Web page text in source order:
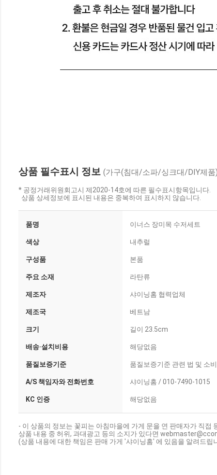
상품 필수표시 정보 (가구(침대/소파/싱크대/DIY제품
* 공정거래위원회고시 제2020-14호에 따른 필수표시항목입니다.
상품 상세정보에 표시된 내용은 중복하여 표시하지 않습니다.
품명 이너스 장미목 수저세트
색상 내추럴
구성품 본품
주요 소재 라탄류
제조자 샤이닝홈 협력업체
제조국 베트남
크기 길이 23.5cm
배송·설치비용 해당없음
품질보증기준 품질보증기준 관련 법 및 소
A/S 책임자와 전화번호 샤이닝홈 / 010-7490-1015
KC 인증 해당없음
- 이 상품의 정보는 꽃피는 아침마을에 가게 문을 연 판매자가 직접
상품 내용 중 허위, 과대광고 등의 소지가 있다면
(상품 내용에 대한 책임은 판매 가게 '샤이닝홈' 에 있음을 알려드립